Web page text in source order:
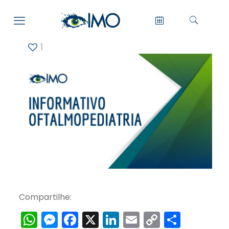
1
Compartilhe:
WhatsApp
Messenger
Facebook
X LinkedIn
Email
CopyShare